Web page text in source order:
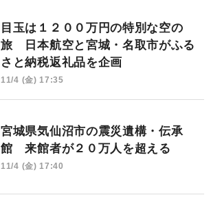
目玉は１２００万円の特別な空の
旅 日本航空と宮城・名取市がふる
さと納税返礼品を企画
11/4 (金) 17:35
宮城県気仙沼市の震災遺構・伝承
館 来館者が２０万人を超える
11/4 (金) 17:40